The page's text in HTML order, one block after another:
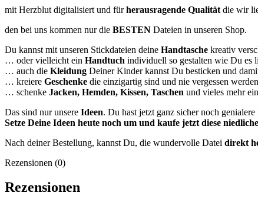
mit Herzblut digitalisiert und fürherausragende Qualität die wir
den bei uns kommen nur die BESTEN Dateien in unseren Shop.
Du kannst mit unseren Stickdateien deine Handtasche kreativ
… oder vielleicht ein Handtuch individuell so gestalten wie Du es
… auch die Kleidung Deiner Kinder kannst Du besticken und
… kreiere Geschenke die einzigartig sind und nie vergessen
… schenke Jacken, Hemden, Kissen, Taschen und vieles mehr
Das sind nur unsere Ideen. Du hast jetzt ganz sicher noch
Setze Deine Ideen heute noch um und kaufe jetzt diese
Nach deiner Bestellung, kannst Du, die wundervolle Datei direkt
Rezensionen (0)
Rezensionen